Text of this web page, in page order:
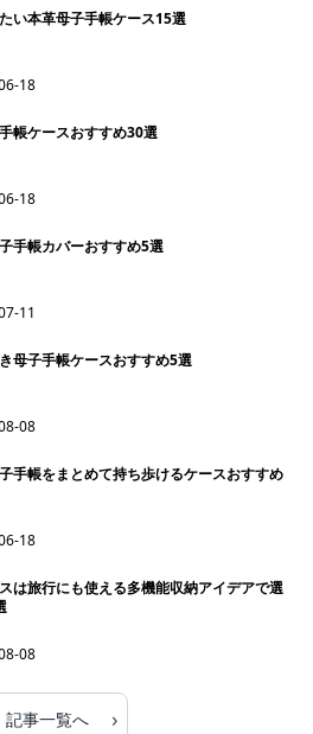
い本革母子手帳ケース15選
18
帳ケースおすすめ30選
18
手帳カバーおすすめ5選
11
母子手帳ケースおすすめ5選
08
手帳をまとめて持ち歩けるケースおすすめ
18
は旅行にも使える多機能収納アイデアで選
08
記事一覧へ ›